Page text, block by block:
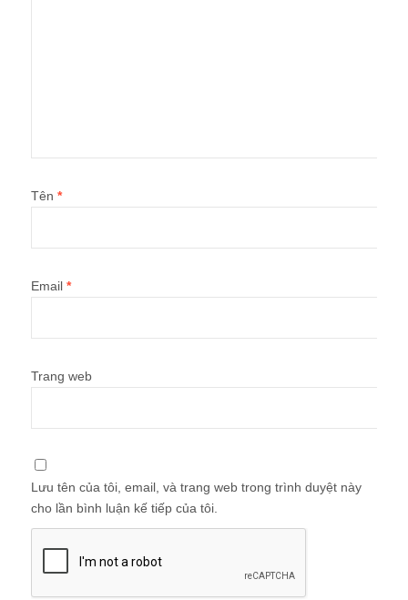
Tên *
Email *
Trang web
Lưu tên của tôi, email, và trang web trong trình duyệt này
cho lần bình luận kế tiếp của tôi.